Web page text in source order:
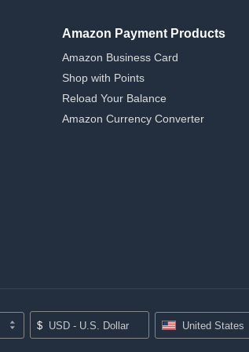
Amazon Payment Products
Amazon Business Card
Shop with Points
Reload Your Balance
Amazon Currency Converter
$ USD - U.S. Dollar United States